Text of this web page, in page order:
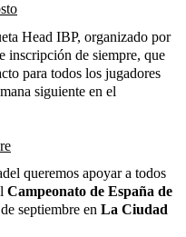
Head IBP, organizado por
inscripción de siempre, que
para todos los jugadores
siguiente en el
queremos apoyar a todos
Campeonato de España de
septiembre en La Ciudad